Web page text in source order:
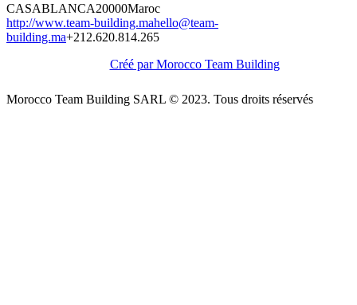
CASABLANCA20000Maroc
http://www.team-building.mahello@team-
building.ma+212.620.814.265
Créé par Morocco Team Building
Morocco Team Building SARL © 2023. Tous droits réservés